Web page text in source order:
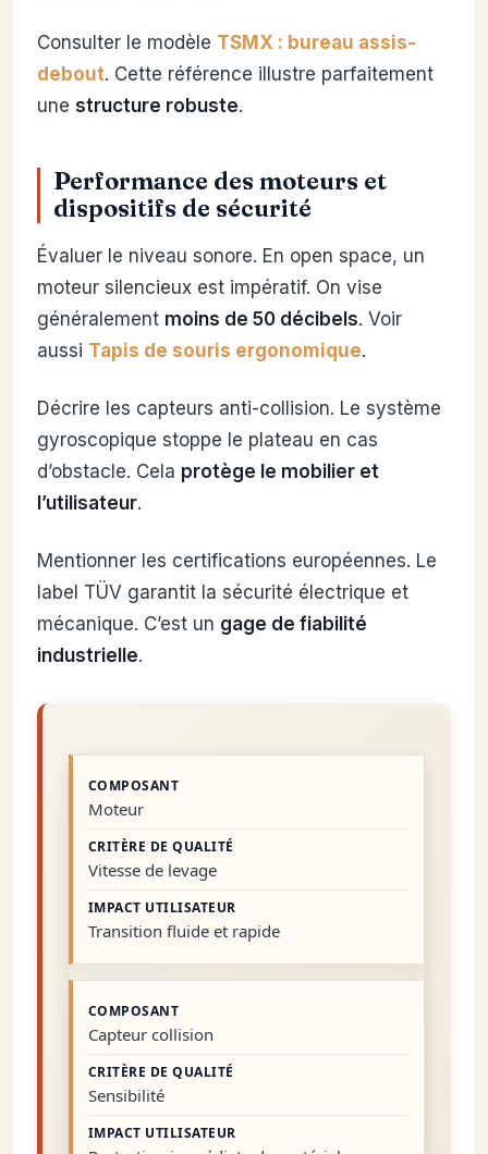
Consulter le modèle TSMX : bureau assis-
debout. Cette référence illustre parfaitement
une structure robuste.
Performance des moteurs et
dispositifs de sécurité
Évaluer le niveau sonore. En open space, un
moteur silencieux est impératif. On vise
généralement moins de 50 décibels. Voir
aussi Tapis de souris ergonomique.
Décrire les capteurs anti-collision. Le système
gyroscopique stoppe le plateau en cas
d’obstacle. Cela protège le mobilier et
l’utilisateur.
Mentionner les certifications européennes. Le
label TÜV garantit la sécurité électrique et
mécanique. C’est un gage de fiabilité
industrielle.
Moteur
Vitesse de levage
Transition fluide et rapide
Capteur collision
Sensibilité